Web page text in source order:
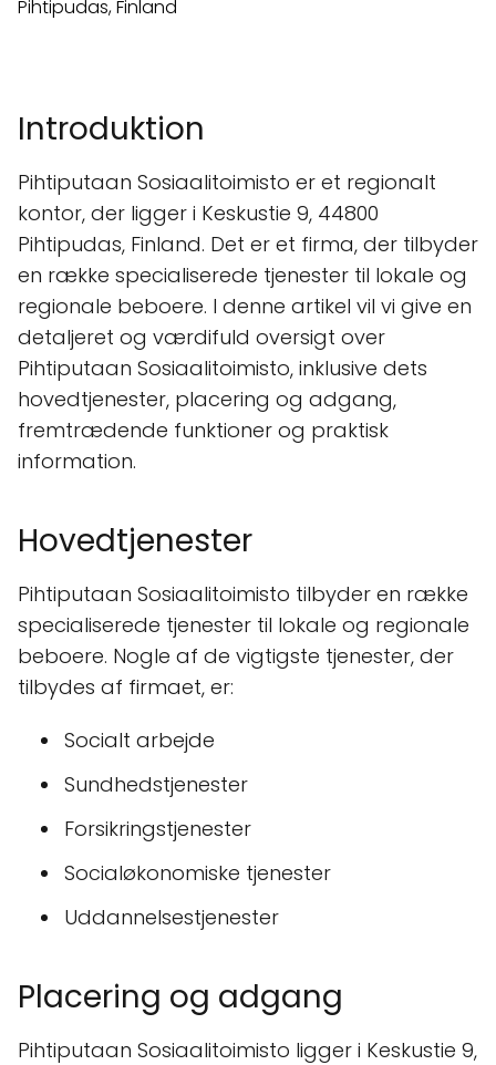
Introduktion
Pihtiputaan Sosiaalitoimisto er et regionalt
kontor, der ligger i Keskustie 9, 44800
Pihtipudas, Finland. Det er et firma, der tilbyder
en række specialiserede tjenester til lokale og
regionale beboere. I denne artikel vil vi give en
detaljeret og værdifuld oversigt over
Pihtiputaan Sosiaalitoimisto, inklusive dets
hovedtjenester, placering og adgang,
fremtrædende funktioner og praktisk
information.
Hovedtjenester
Pihtiputaan Sosiaalitoimisto tilbyder en række
specialiserede tjenester til lokale og regionale
beboere. Nogle af de vigtigste tjenester, der
tilbydes af firmaet, er:
Socialt arbejde
Sundhedstjenester
Forsikringstjenester
Socialøkonomiske tjenester
Uddannelsestjenester
Placering og adgang
Pihtiputaan Sosiaalitoimisto ligger i Keskustie 9,